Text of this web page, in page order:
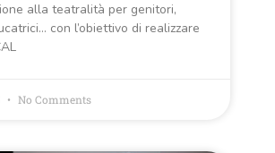
alla teatralità per genitori,
con l’obiettivo di realizzare
No Comments